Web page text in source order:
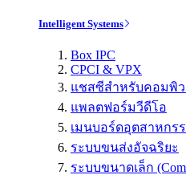
Intelligent Systems
Box IPC
CPCI & VPX
แชสซีสำหรับคอมพิว
แพลตฟอร์มวีดีโอ
เมนบอร์ดอุตสาหกร
ระบบขนส่งอัจฉริยะ
ระบบขนาดเล็ก